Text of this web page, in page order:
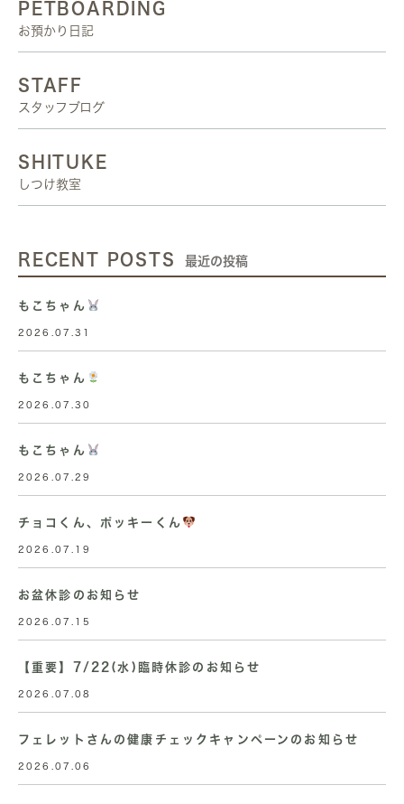
PETBOARDING
お預かり日記
STAFF
スタッフブログ
SHITUKE
しつけ教室
RECENT POSTS 最近の投稿
もこちゃん
2026.07.31
もこちゃん
2026.07.30
もこちゃん
2026.07.29
チョコくん、ポッキーくん
2026.07.19
お盆休診のお知らせ
2026.07.15
【重要】7/22(水)臨時休診のお知らせ
2026.07.08
フェレットさんの健康チェックキャンペーンのお知らせ
2026.07.06